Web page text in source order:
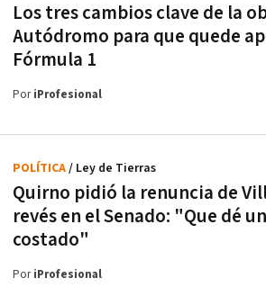
Los tres cambios clave de la
Autódromo para que quede
Fórmula 1
PoriProfesional
Quirno pidió la renuncia de
revés en el Senado: "Que dé
costado"
POLÍTICA/ Ley de Tierras
PoriProfesional